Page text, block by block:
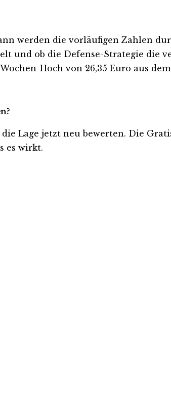
werden die vorläufigen Zahlen
und ob die Defense-Strategie die
Hoch von 26,35 Euro aus
Lage jetzt neu bewerten. Die
es wirkt.